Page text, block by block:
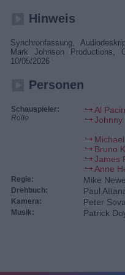
Hinweis
Synchronfassung,
Mark Johnson Productions,
10/05/2026
Personen
Schauspieler:
Rolle
Al
Johnny
Bruno
James
Anne
Regie: Mike
Drehbuch: Paul
Kamera: Peter Sova
Musik: Patrick